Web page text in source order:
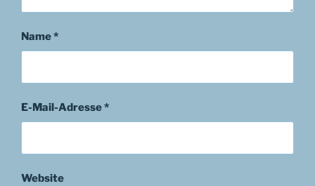
Name*
E-Mail-Adresse*
Website